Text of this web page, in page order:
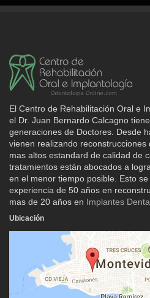
El Centro de Rehabilitación Oral e
el Dr. Juan Bernardo Calcagno
generaciones de Doctores. Desde
vienen realizando
mas altos estandard de calidad de
tratamientos están abocados a
en el menor tiempo posible. Esto
experiencia de 50 años en
mas de 20 años en Implantes
Ubicación